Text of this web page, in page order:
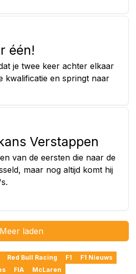
één!
je twee keer achter elkaar
kwalificatie en springt naar
Verstappen
van de eersten die naar de
maar nog altijd komt hij
Meer laden
Red Bull Racing F1
F1 Nieuws
FIA
McLaren